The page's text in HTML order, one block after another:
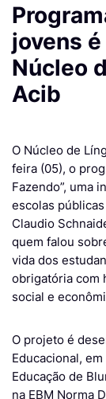
jovens
Núcleo
Acib
O Núcleo de
feira (05), o
Fazendo”, uma
escolas
Claudio
quem falou
vida dos
obrigatória com
social e
O projeto é
Educacional,
Educação de
na EBM Norma